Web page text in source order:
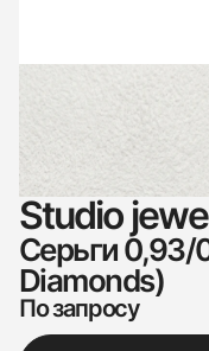
Studio
Серьги 0,93/
Diamonds)
По запросу